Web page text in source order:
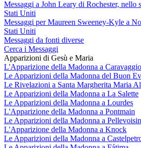
Messaggi a John Leary di Rochester, nello
Stati Uniti
Messaggi per Maureen Sweeney-Kyle a
Stati Uniti
Messaggi da fonti diverse
Cerca i Messaggi
Apparizioni di Gesù e Maria
L'Apparizione della Madonna a Caravaggio
Le Apparizioni della Madonna del Buon
Le Rivelazioni a Santa Margherita Maria
Le Apparizioni della Madonna a La Salette
Le Apparizioni della Madonna a Lourdes
L'Apparizione della Madonna a Pontmain
Le Apparizioni della Madonna a Pellevoisin
L'Apparizione della Madonna a Knock
Le Apparizioni della Madonna a